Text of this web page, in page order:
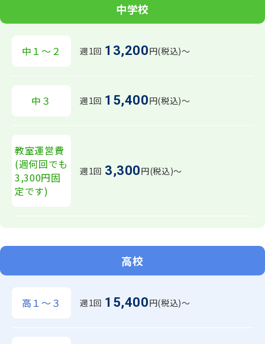
中学校
中１～２ 週1回 13,200円(税込)〜
中３ 週1回 15,400円(税込)〜
教室運営費
(週何回でも
3,300円固
定です)
週1回 3,300円(税込)〜
高校
高１～３ 週1回 15,400円(税込)〜